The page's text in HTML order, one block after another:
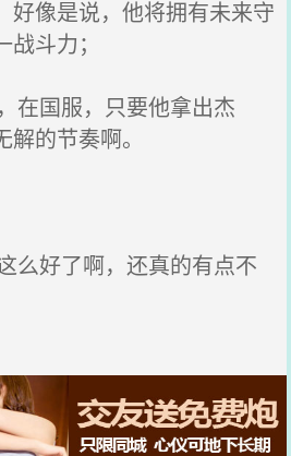
好像是说，他将拥有未来守
斗力；
在国服，只要他拿出杰
的节奏啊。
么好了啊，还真的有点不